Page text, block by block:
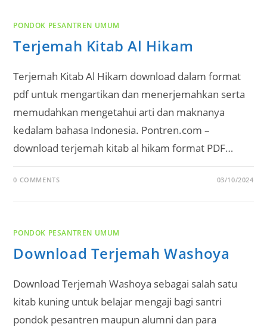
PONDOK PESANTREN UMUM
Terjemah Kitab Al Hikam
Terjemah Kitab Al Hikam download dalam format
pdf untuk mengartikan dan menerjemahkan serta
memudahkan mengetahui arti dan maknanya
kedalam bahasa Indonesia. Pontren.com –
download terjemah kitab al hikam format PDF…
0 COMMENTS 03/10/2024
PONDOK PESANTREN UMUM
Download Terjemah Washoya
Download Terjemah Washoya sebagai salah satu
kitab kuning untuk belajar mengaji bagi santri
pondok pesantren maupun alumni dan para